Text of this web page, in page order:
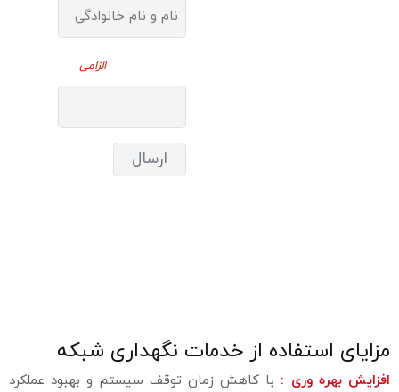
الزامی
مزایای استفاده از خدمات نگهداری شبکه
افزایش بهره‌ وری : با کاهش زمان توقف سیستم و بهبود عملکرد